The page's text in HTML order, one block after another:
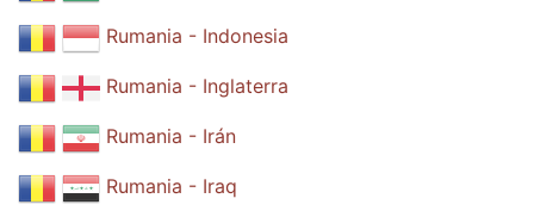
Rumania - Indonesia
Rumania - Inglaterra
Rumania - Irán
Rumania - Iraq